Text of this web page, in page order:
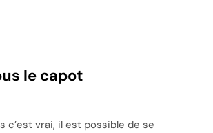
le capot
c’est vrai, il est possible de se